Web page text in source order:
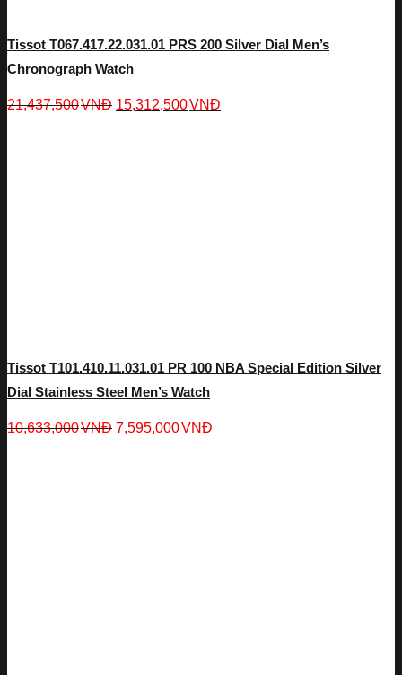
Tissot T067.417.22.031.01 PRS 200 Silver Dial Men’s
Chronograph Watch
21,437,500VNĐ 15,312,500VNĐ
Tissot T101.410.11.031.01 PR 100 NBA Special Edition Silver
Dial Stainless Steel Men’s Watch
10,633,000VNĐ 7,595,000VNĐ